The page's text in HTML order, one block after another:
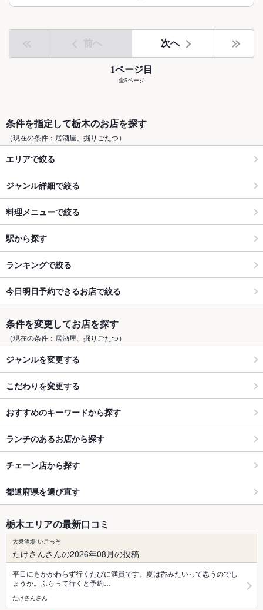
前へ 次へ
1ページ目
全5ページ
条件を指定して栃木のお店を探す
（現在の条件：居酒屋、掘りごたつ）
エリアで絞る
ジャンル詳細で絞る
料理メニューで絞る
駅から探す
ランキングで絞る
今日明日予約できるお店で絞る
条件を変更してお店を探す
（現在の条件：居酒屋、掘りごたつ）
ジャンルを変更する
こだわりを変更する
おすすめのキーワードから探す
ランチのあるお店から探す
チェーン店から探す
都道府県を選び直す
栃木エリアの最新口コミ
大衆酒場 いごっそ
たけさんさんの2026年08月の投稿
平日にもかかわらず行くたびに満員です。夏は呑みたいって思うのでし
ょうか。ふらって行くと予約…
たけさんさん